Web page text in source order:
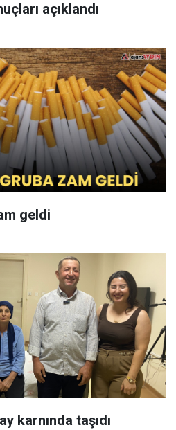
açıklandı
geldi
karnında taşıdı